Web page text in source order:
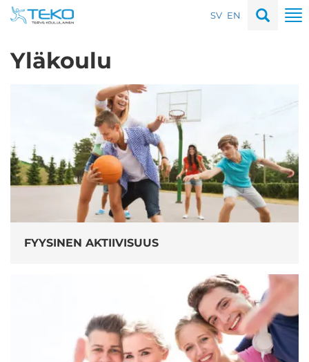
Hyppää
sisältöön
SV EN
Yläkoulu
FYYSINEN AKTIIVISUUS